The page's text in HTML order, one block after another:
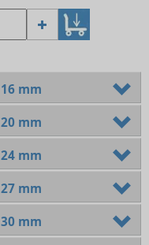
16 mm
20 mm
24 mm
27 mm
30 mm